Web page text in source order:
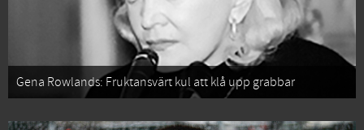
Gena Rowlands: Fruktansvärt kul att klå upp grabbar